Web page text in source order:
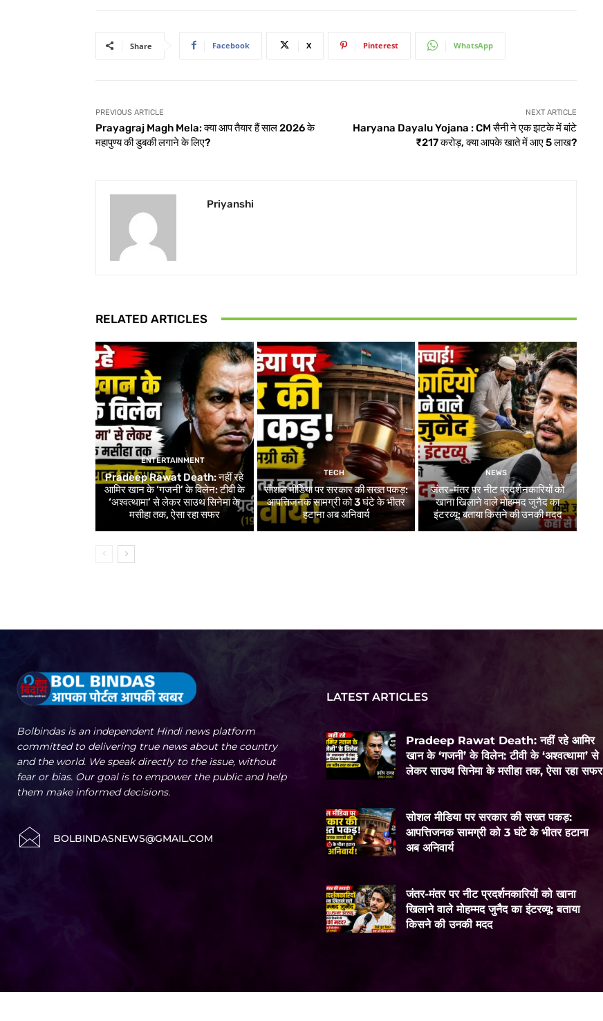
Share Facebook X Pinterest WhatsApp
PREVIOUS ARTICLE
Prayagraj Magh Mela: क्या आप तैयार हैं साल 2026 के
महापुण्य की डुबकी लगाने के लिए?
NEXT ARTICLE
Haryana Dayalu Yojana : CM सैनी ने एक झटके में बांटे
₹217 करोड़, क्या आपके खाते में आए 5 लाख?
Priyanshi
RELATED ARTICLES
ENTERTAINMENT
Pradeep Rawat Death: नहीं रहे
आमिर खान के ‘गजनी’ के विलेन: टीवी के
‘अश्वत्थामा’ से लेकर साउथ सिनेमा के
मसीहा तक, ऐसा रहा सफर
TECH
सोशल मीडिया पर सरकार की सख्त पकड़:
आपत्तिजनक सामग्री को 3 घंटे के भीतर
हटाना अब अनिवार्य
NEWS
जंतर-मंतर पर नीट प्रदर्शनकारियों को
खाना खिलाने वाले मोहम्मद जुनैद का
इंटरव्यू: बताया किसने की उनकी मदद
Bolbindas is an independent Hindi news platform
committed to delivering true news about the country
and the world. We speak directly to the issue, without
fear or bias. Our goal is to empower the public and help
them make informed decisions.
BOLBINDASNEWS@GMAIL.COM
LATEST ARTICLES
Pradeep Rawat Death: नहीं रहे आमिर
खान के ‘गजनी’ के विलेन: टीवी के ‘अश्वत्थामा’ से
लेकर साउथ सिनेमा के मसीहा तक, ऐसा रहा सफर
सोशल मीडिया पर सरकार की सख्त पकड़:
आपत्तिजनक सामग्री को 3 घंटे के भीतर हटाना
अब अनिवार्य
जंतर-मंतर पर नीट प्रदर्शनकारियों को खाना
खिलाने वाले मोहम्मद जुनैद का इंटरव्यू: बताया
किसने की उनकी मदद